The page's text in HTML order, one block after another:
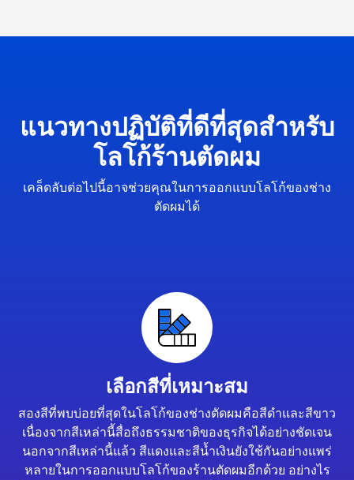
แนวทางปฏิบัติที่ดีที่สุดสำหรับ
โลโก้ร้านตัดผม
เคล็ดลับต่อไปนี้อาจช่วยคุณในการออกแบบโลโก้ของช่าง
ตัดผมได้
เลือกสีที่เหมาะสม
สองสีที่พบบ่อยที่สุดในโลโก้ของช่างตัดผมคือสีดำและสีขาว
เนื่องจากสีเหล่านี้สื่อถึงธรรมชาติของธุรกิจได้อย่างชัดเจน
นอกจากสีเหล่านี้แล้ว สีแดงและสีน้ำเงินยังใช้กันอย่างแพร่
หลายในการออกแบบโลโก้ของร้านตัดผมอีกด้วย อย่างไร